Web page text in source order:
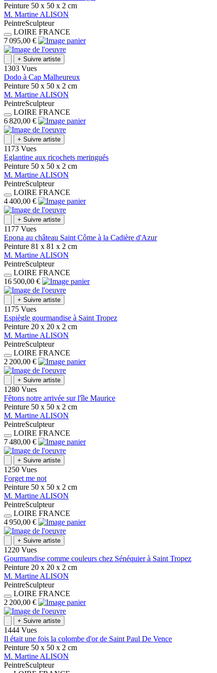
Peinture 50 x 50 x 2 cm
M. Martine ALISON
PeintreSculpteur
LOIRE FRANCE
7 095,00 €
+ Suivre artiste
1303 Vues
Dodo à Cap Malheureux
Peinture 50 x 50 x 2 cm
M. Martine ALISON
PeintreSculpteur
LOIRE FRANCE
6 820,00 €
+ Suivre artiste
1173 Vues
Eglantine aux ricochets meringués
Peinture 50 x 50 x 2 cm
M. Martine ALISON
PeintreSculpteur
LOIRE FRANCE
4 400,00 €
+ Suivre artiste
1177 Vues
Epona au château Saint Côme à la Cadière d'Azur
Peinture 81 x 81 x 2 cm
M. Martine ALISON
PeintreSculpteur
LOIRE FRANCE
16 500,00 €
+ Suivre artiste
1175 Vues
Espiègle gourmandise à Saint Tropez
Peinture 20 x 20 x 2 cm
M. Martine ALISON
PeintreSculpteur
LOIRE FRANCE
2 200,00 €
+ Suivre artiste
1280 Vues
Fêtons notre arrivée sur l'île Maurice
Peinture 50 x 50 x 2 cm
M. Martine ALISON
PeintreSculpteur
LOIRE FRANCE
7 480,00 €
+ Suivre artiste
1250 Vues
Forget me not
Peinture 50 x 50 x 2 cm
M. Martine ALISON
PeintreSculpteur
LOIRE FRANCE
4 950,00 €
+ Suivre artiste
1220 Vues
Gourmandise comme couleurs chez Sénéquier à Saint Tropez
Peinture 20 x 20 x 2 cm
M. Martine ALISON
PeintreSculpteur
LOIRE FRANCE
2 200,00 €
+ Suivre artiste
1444 Vues
Il était une fois la colombe d'or de Saint Paul De Vence
Peinture 50 x 50 x 2 cm
M. Martine ALISON
PeintreSculpteur